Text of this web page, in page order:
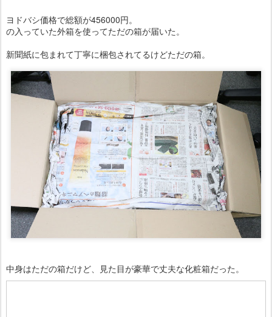
ヨドバシ価格で総額が456000円。
の入っていた外箱を使ってただの箱が届いた。
新聞紙に包まれて丁寧に梱包されてるけどただの箱。
中身はただの箱だけど、見た目が豪華で丈夫な化粧箱だった。